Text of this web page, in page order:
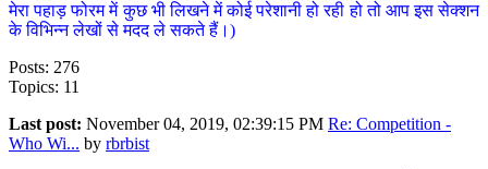
मेरा पहाड़ फोरम में कुछ भी लिखने में कोई परेशानी हो रही हो तो आप इस सेक्शन
के विभिन्न लेखों से मदद ले सकते हैं।)
Posts: 276
Topics: 11
Last post: November 04, 2019, 02:39:15 PM Re: Competition -
Who Wi... by rbrbist